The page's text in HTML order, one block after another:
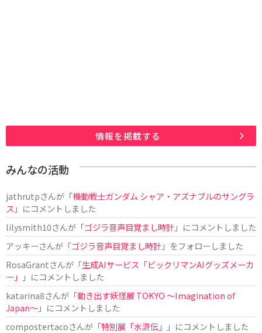
情報を掲載する
みんなの活動
jathrutpさんが「機動戦士ガンダム シャア・アズナブルのサングラ
ス 」にコメントしました
lilysmith10さんが「ゴジラ音声目覚まし時計」にコメントしました
アッキーさんが「ゴジラ音声目覚まし時計」をフォローしました
RosaGrantさんが「生成AIサービス「ビックリマンAIグッズメーカ
ー」
」にコメントしました
katarina8さんが「動き出す妖怪展 TOKYO 〜Imagination of
Japan〜」にコメントしました
compostertacoさんが「特別展「水滸伝」
」にコメントしました